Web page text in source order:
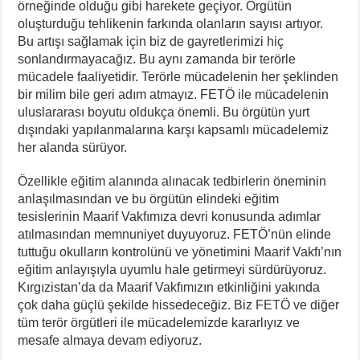
örneğinde olduğu gibi harekete geçiyor. Örgütün
oluşturduğu tehlikenin farkında olanların sayısı artıyor.
Bu artışı sağlamak için biz de gayretlerimizi hiç
sonlandırmayacağız. Bu aynı zamanda bir terörle
mücadele faaliyetidir. Terörle mücadelenin her şeklinden
bir milim bile geri adım atmayız. FETÖ ile mücadelenin
uluslararası boyutu oldukça önemli. Bu örgütün yurt
dışındaki yapılanmalarına karşı kapsamlı mücadelemiz
her alanda sürüyor.
Özellikle eğitim alanında alınacak tedbirlerin öneminin
anlaşılmasından ve bu örgütün elindeki eğitim
tesislerinin Maarif Vakfımıza devri konusunda adımlar
atılmasından memnuniyet duyuyoruz. FETÖ’nün elinde
tuttuğu okulların kontrolünü ve yönetimini Maarif Vakfı’nın
eğitim anlayışıyla uyumlu hale getirmeyi sürdürüyoruz.
Kırgızistan’da da Maarif Vakfımızın etkinliğini yakında
çok daha güçlü şekilde hissedeceğiz. Biz FETÖ ve diğer
tüm terör örgütleri ile mücadelemizde kararlıyız ve
mesafe almaya devam ediyoruz.